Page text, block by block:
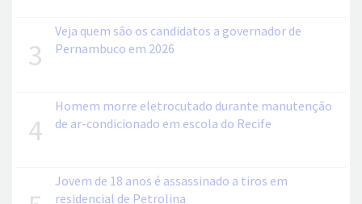
3
Veja quem são os candidatos a governador de
Pernambuco em 2026
4
Homem morre eletrocutado durante manutenção
de ar-condicionado em escola do Recife
Jovem de 18 anos é assassinado a tiros em
residencial de Petrolina